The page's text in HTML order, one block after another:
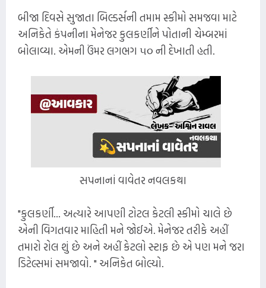
બીજા દિવસે સુજાતા બિલ્ડર્સની તમામ સ્કીમો સમજવા માટે
અનિકેતે કંપનીના મેનેજર કુલકર્ણીને પોતાની ચેમ્બરમાં
બોલાવ્યા. એમની ઉંમર લગભગ ૫૦ ની દેખાતી હતી.
સપનાનાં વાવેતર નવલકથા
"કુલકર્ણી... અત્યારે આપણી ટોટલ કેટલી સ્કીમો ચાલે છે
એની વિગતવાર માહિતી મને જોઈએ. મેનેજર તરીકે અહીં
તમારો રોલ શું છે અને અહીં કેટલો સ્ટાફ છે એ પણ મને જરા
ડિટેલ્સમાં સમજાવો. " અનિકેત બોલ્યો.